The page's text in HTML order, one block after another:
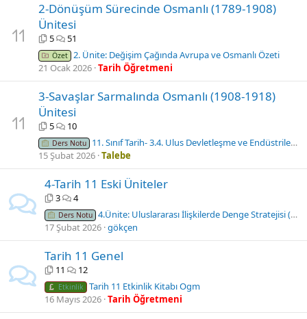
2-Dönüşüm Sürecinde Osmanlı (1789-1908)
Ünitesi
5 51
Özet 2. Ünite: Değişim Çağında Avrupa ve Osmanlı Özeti
21 Ocak 2026 Tarih Öğretmeni
3-Savaşlar Sarmalında Osmanlı (1908-1918)
Ünitesi
5 10
Ders Notu
11. Sınıf Tarih- 3.4. Ulus Devletleşme ve Endüstrileşme Süreçlerinde Sosyal Hayat.
15 Şubat 2026 Talebe
4-Tarih 11 Eski Üniteler
3 4
Ders Notu 4.Ünite: Uluslararası İlişkilerde Denge Stratejisi (1774-1914)
17 Şubat 2026 gökçen
Tarih 11 Genel
11 12
Etkinlik
Tarih 11 Etkinlik Kitabı Ogm
16 Mayıs 2026 Tarih Öğretmeni